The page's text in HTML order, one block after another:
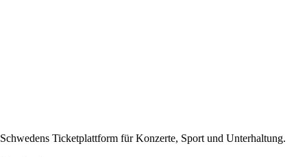
Schwedens Ticketplattform für Konzerte, Sport und Unterhaltung.